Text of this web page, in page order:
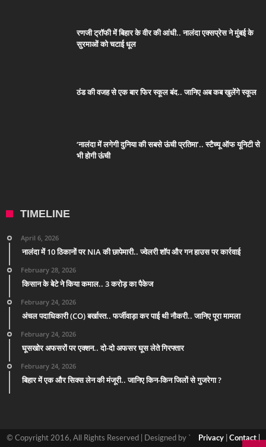
रणजी ट्रॉफी में बिहार के वीर की आंधी.. नालंदा एक्सप्रेस ने मुंबई के
सुरमाओं को चटाई धूल
ठंड की वजह से एक बार फिर स्कूल बंद.. जानिए अब कब खुलेंगे स्कूल
‘नालंदा में लगेगी दुनिया की सबसे ऊंची प्रतिमा’.. स्टैच्यू ऑफ यूनिटी से
भी होगी ऊंची
TIMELINE
April 6, 2026
नालंदा में 10 ठिकानों पर NIA की छापेमारी.. ज्वेलरी शॉप और गन हाउस पर कार्रवाई
February 28, 2026
किसान के बेटे ने किया कमाल.. 3 करोड़ का पैकेज
February 24, 2026
अंचल पदाधिकारी (CO) बर्खास्त.. फर्जीवाड़ा कर पाई थी नौकरी.. जानिए पूरा मामला
February 24, 2026
घूसखोर अफसरों पर एक्शन.. दो-दो अफसर घूस लेते गिरफ्तार
February 24, 2026
बिहार में एक और सिक्स लेन की मंजूरी.. जानिए किन-किन जिलों से गुजरेगा ?
© Copyright 2016, All Rights Reserved | Designed by ` Privacy| Contact |